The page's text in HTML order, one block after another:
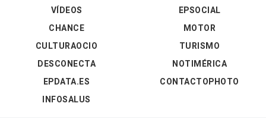
VÍDEOS
EPSOCIAL
CHANCE
CULTURAOCIO
DESCONECTA
EPDATA.ES
INFOSALUS
MOTOR
TURISMO
NOTIMÉRICA
CONTACTOPHOTO